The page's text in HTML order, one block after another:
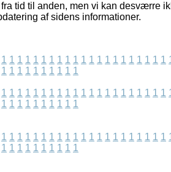
tid til anden, men vi kan desværre
af sidens informationer.
1 1 1 1 1 1 1 1 1 1 1 1 1 1 1 1 1 1 1 1 1
1 1 1 1 1 1 1 1 1 1
1 1 1 1 1 1 1 1 1 1 1 1 1 1 1 1 1 1 1 1 1
1 1 1 1 1 1 1 1 1 1
1 1 1 1 1 1 1 1 1 1 1 1 1 1 1 1 1 1 1 1 1
1 1 1 1 1 1 1 1 1 1